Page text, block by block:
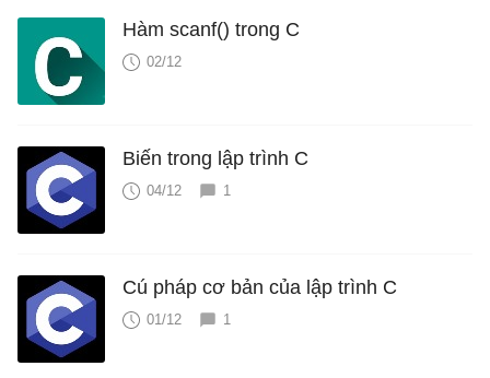
Hàm scanf() trong C
02/12
Biến trong lập trình C
04/12 1
Cú pháp cơ bản của lập trình C
01/12 1